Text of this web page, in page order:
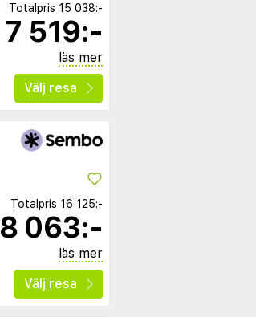
Totalpris 15 038:-
7 519:-
läs mer
Välj resa
Totalpris 16 125:-
8 063:-
läs mer
Välj resa